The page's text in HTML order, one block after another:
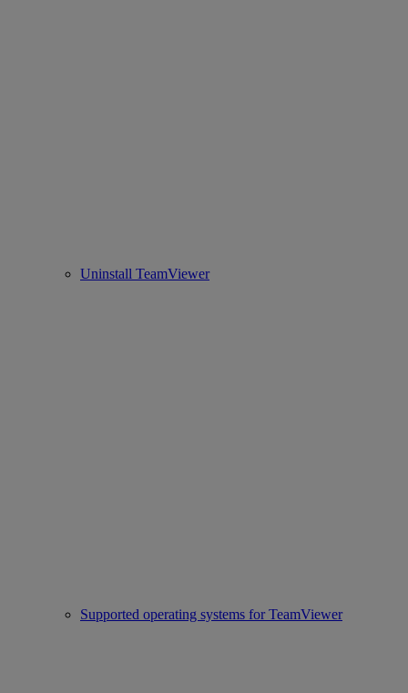
Uninstall TeamViewer
Supported operating systems for TeamViewer